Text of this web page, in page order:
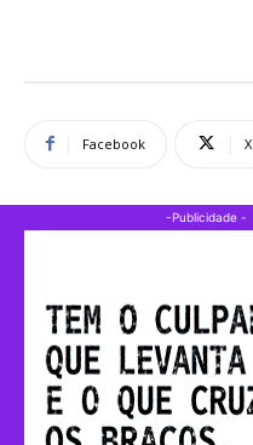
Facebook X
-Publicidade -